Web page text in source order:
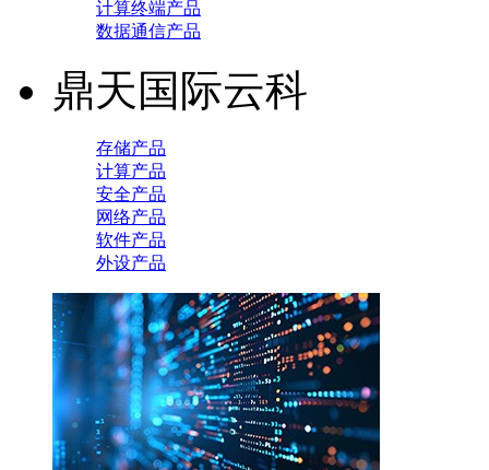
计算终端产品
数据通信产品
鼎天国际云科
存储产品
计算产品
安全产品
网络产品
软件产品
外设产品